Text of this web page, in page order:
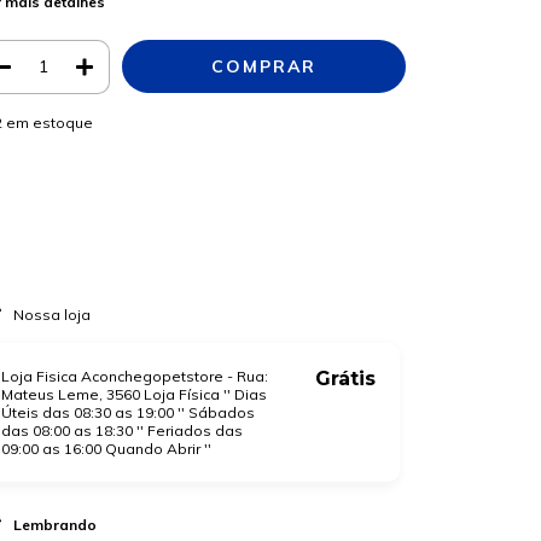
em estoque
Nossa loja
Loja Fisica Aconchegopetstore - Rua:
Mateus Leme, 3560 Loja Física '' Dias
Úteis das 08:30 as 19:00 '' Sábados
das 08:00 as 18:30 '' Feriados das
09:00 as 16:00 Quando Abrir ''
Grátis
Lembrando